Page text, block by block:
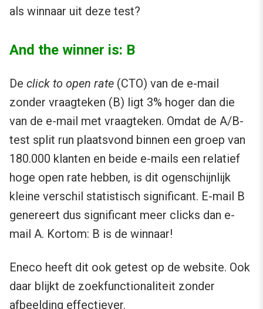
als winnaar uit deze test?
And the winner is: B
De click to open rate (CTO) van de e-mail
zonder vraagteken (B) ligt 3% hoger dan die
van de e-mail met vraagteken. Omdat de A/B-
test split run plaatsvond binnen een groep van
180.000 klanten en beide e-mails een relatief
hoge open rate hebben, is dit ogenschijnlijk
kleine verschil statistisch significant. E-mail B
genereert dus significant meer clicks dan e-
mail A. Kortom: B is de winnaar!
Eneco heeft dit ook getest op de website. Ook
daar blijkt de zoekfunctionaliteit zonder
afbeelding effectiever.